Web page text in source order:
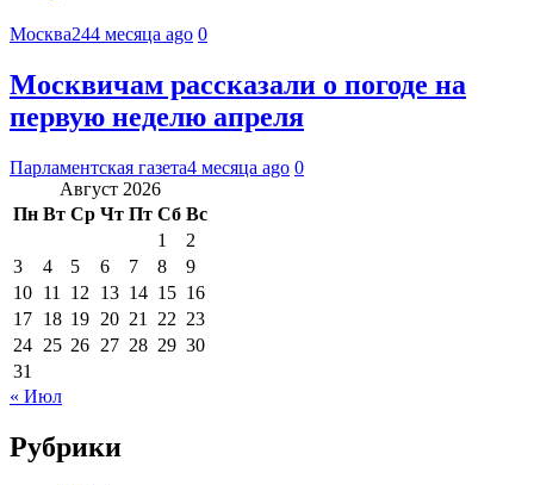
Москва244 месяца ago 0
Москвичам рассказали о погоде на
первую неделю апреля
Парламентская газета4 месяца ago 0
Август 2026
Пн Вт Ср Чт Пт Сб Вс
1
2
3
4 5 6 7 8
9
10 11 12 13 14 15 16
17 18 19 20 21 22 23
24 25 26 27 28 29 30
31
« Июл
Рубрики